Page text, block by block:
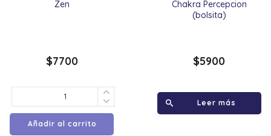
Zen
$7700
Añadir al carrito
Chakra Percepcion
(bolsita)
$5900
Leer más